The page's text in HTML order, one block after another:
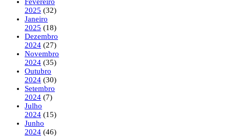
2025 (32)
Janeiro
2025 (18)
Dezembro
2024 (27)
Novembro
2024 (35)
Outubro
2024 (30)
Setembro
2024 (7)
Julho
2024 (15)
Junho
2024 (46)